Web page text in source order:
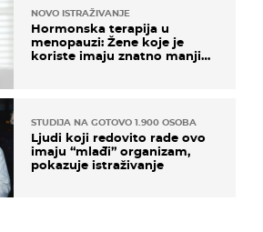
NOVO ISTRAŽIVANJE
Hormonska terapija u
menopauzi: Žene koje je
koriste imaju znatno manji
STUDIJA NA GOTOVO 1.900 OSOBA
Ljudi koji redovito rade ovo
imaju “mlađi” organizam,
pokazuje istraživanje